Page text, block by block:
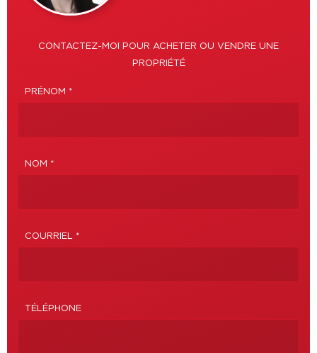
CONTACTEZ-MOI POUR ACHETER OU VENDRE UNE
PROPRIÉTÉ
PRÉNOM *
NOM *
COURRIEL *
TÉLÉPHONE